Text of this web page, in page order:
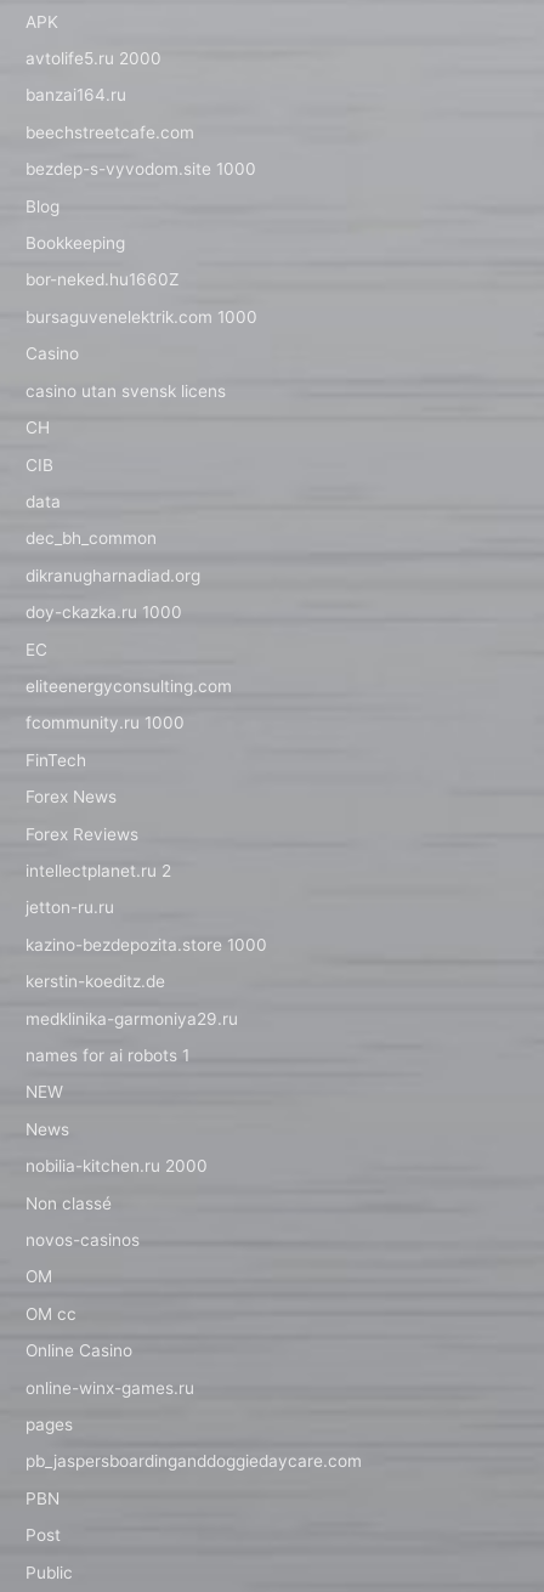
APK
avtolife5.ru 2000
banzai164.ru
beechstreetcafe.com
bezdep-s-vyvodom.site 1000
Blog
Bookkeeping
bor-neked.hu1660Z
bursaguvenelektrik.com 1000
Casino
casino utan svensk licens
CH
CIB
data
dec_bh_common
dikranugharnadiad.org
doy-ckazka.ru 1000
EC
eliteenergyconsulting.com
fcommunity.ru 1000
FinTech
Forex News
Forex Reviews
intellectplanet.ru 2
jetton-ru.ru
kazino-bezdepozita.store 1000
kerstin-koeditz.de
medklinika-garmoniya29.ru
names for ai robots 1
NEW
News
nobilia-kitchen.ru 2000
Non classé
novos-casinos
OM
OM cc
Online Casino
online-winx-games.ru
pages
pb_jaspersboardinganddoggiedaycare.com
PBN
Post
Public